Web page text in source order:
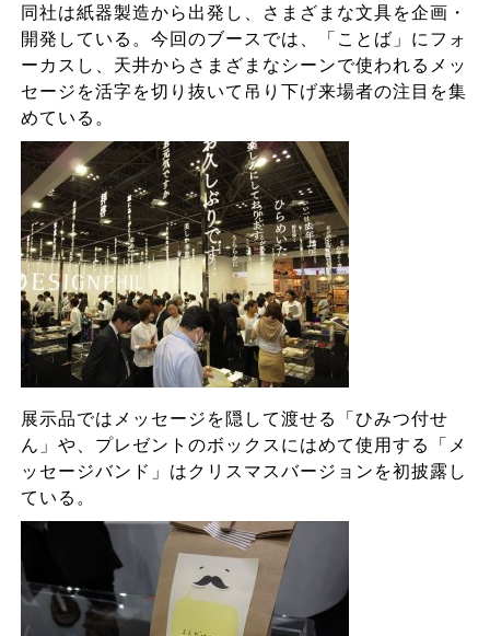
同社は紙器製造から出発し、さまざまな文具を企画・
開発している。今回のブースでは、「ことば」にフォ
ーカスし、天井からさまざまなシーンで使われるメッ
セージを活字を切り抜いて吊り下げ来場者の注目を集
めている。
展示品ではメッセージを隠して渡せる「ひみつ付せ
ん」や、プレゼントのボックスにはめて使用する「メ
ッセージバンド」はクリスマスバージョンを初披露し
ている。